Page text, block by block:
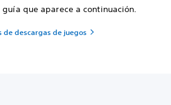
que aparece a continuación.
de descargas de juegos